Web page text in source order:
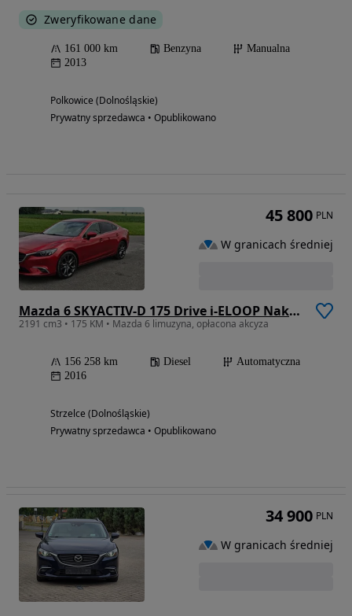
Zweryfikowane dane
161 000 km Benzyna
Manualna
2013
Polkowice (Dolnośląskie)
Prywatny sprzedawca • Opublikowano
Mazda 6 SKYACTIV-D 175 Drive i-ELOOP Nakama Intense
2191 cm3 • 175 KM • Mazda 6 limuzyna, opłacona akcyza
156 258 km Diesel
Automatyczna
2016
Strzelce (Dolnośląskie)
Prywatny sprzedawca • Opublikowano
45 800 PLN
W granicach średniej
34 900 PLN
W granicach średniej